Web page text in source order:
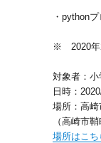
・python
※ 2020年
対象者：小
日時：
場所：高
（高崎市鞘
場所はこち